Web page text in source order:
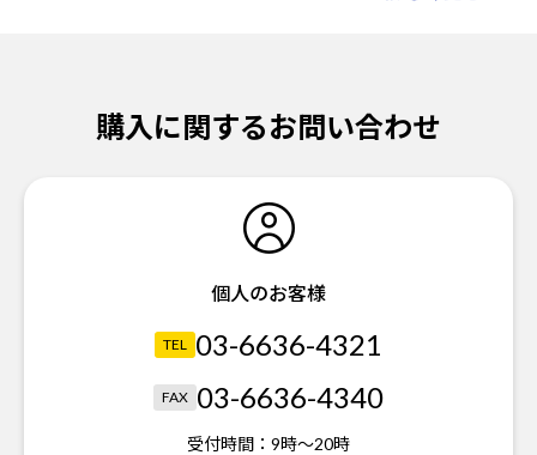
購入に関するお問い合わせ
個人のお客様
TEL 03-6636-4321
FAX 03-6636-4340
受付時間： 9時～20時